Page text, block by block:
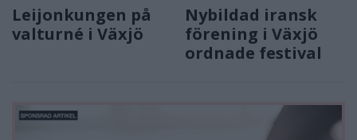
Leijonkungen på
valturné i Växjö
Nybildad iransk
förening i Växjö
ordnade festival